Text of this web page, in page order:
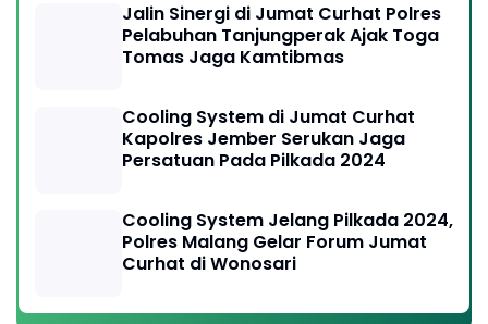
Jalin Sinergi di Jumat Curhat Polres
Pelabuhan Tanjungperak Ajak Toga
Tomas Jaga Kamtibmas
Cooling System di Jumat Curhat
Kapolres Jember Serukan Jaga
Persatuan Pada Pilkada 2024
Cooling System Jelang Pilkada 2024,
Polres Malang Gelar Forum Jumat
Curhat di Wonosari